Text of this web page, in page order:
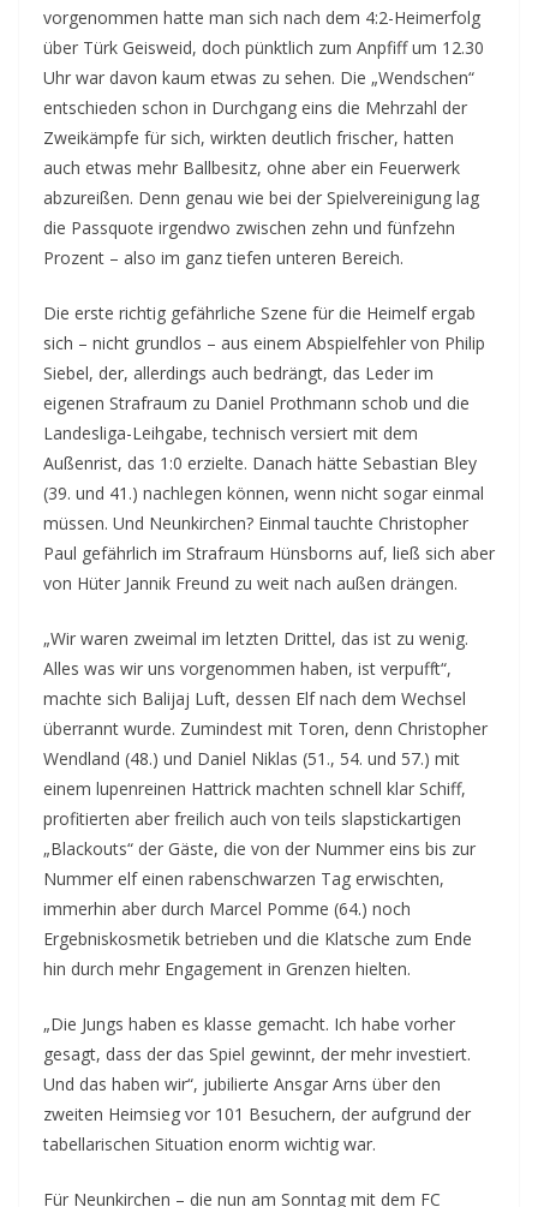
vorgenommen hatte man sich nach dem 4:2-Heimerfolg
über Türk Geisweid, doch pünktlich zum Anpfiff um 12.30
Uhr war davon kaum etwas zu sehen. Die „Wendschen“
entschieden schon in Durchgang eins die Mehrzahl der
Zweikämpfe für sich, wirkten deutlich frischer, hatten
auch etwas mehr Ballbesitz, ohne aber ein Feuerwerk
abzureißen. Denn genau wie bei der Spielvereinigung lag
die Passquote irgendwo zwischen zehn und fünfzehn
Prozent – also im ganz tiefen unteren Bereich.
Die erste richtig gefährliche Szene für die Heimelf ergab
sich – nicht grundlos – aus einem Abspielfehler von Philip
Siebel, der, allerdings auch bedrängt, das Leder im
eigenen Strafraum zu Daniel Prothmann schob und die
Landesliga-Leihgabe, technisch versiert mit dem
Außenrist, das 1:0 erzielte. Danach hätte Sebastian Bley
(39. und 41.) nachlegen können, wenn nicht sogar einmal
müssen. Und Neunkirchen? Einmal tauchte Christopher
Paul gefährlich im Strafraum Hünsborns auf, ließ sich aber
von Hüter Jannik Freund zu weit nach außen drängen.
„Wir waren zweimal im letzten Drittel, das ist zu wenig.
Alles was wir uns vorgenommen haben, ist verpufft“,
machte sich Balijaj Luft, dessen Elf nach dem Wechsel
überrannt wurde. Zumindest mit Toren, denn Christopher
Wendland (48.) und Daniel Niklas (51., 54. und 57.) mit
einem lupenreinen Hattrick machten schnell klar Schiff,
profitierten aber freilich auch von teils slapstickartigen
„Blackouts“ der Gäste, die von der Nummer eins bis zur
Nummer elf einen rabenschwarzen Tag erwischten,
immerhin aber durch Marcel Pomme (64.) noch
Ergebniskosmetik betrieben und die Klatsche zum Ende
hin durch mehr Engagement in Grenzen hielten.
„Die Jungs haben es klasse gemacht. Ich habe vorher
gesagt, dass der das Spiel gewinnt, der mehr investiert.
Und das haben wir“, jubilierte Ansgar Arns über den
zweiten Heimsieg vor 101 Besuchern, der aufgrund der
tabellarischen Situation enorm wichtig war.
Für Neunkirchen – die nun am Sonntag mit dem FC